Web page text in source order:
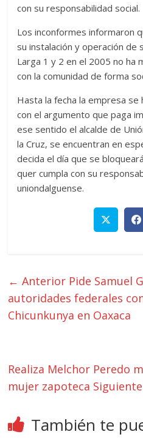
con su responsabilidad social.
Los inconformes informaron
su instalación y operación de
Larga 1 y 2 en el 2005 no ha
con la comunidad de forma
Hasta la fecha la empresa
con el argumento que paga
ese sentido el alcalde de
la Cruz, se encuentran en
decida el día que se
quer cumpla con su
uniondalguense.
← Anterior Pide Samuel
autoridades federales
Chicunkunya en Oaxaca
Realiza Melchor Peredo
mujer zapoteca
También te